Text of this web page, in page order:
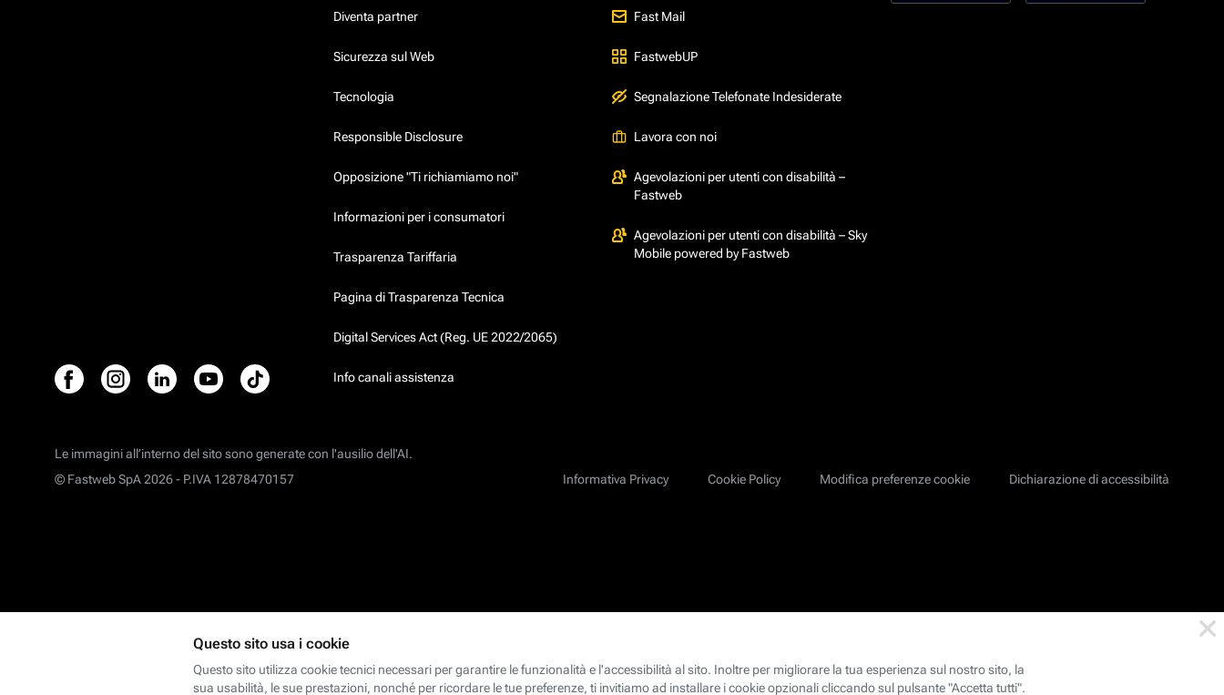
Diventa partner
Sicurezza sul Web
Tecnologia
Responsible Disclosure
Opposizione "Ti richiamiamo noi"
Informazioni per i consumatori
Trasparenza Tariffaria
Pagina di Trasparenza Tecnica
Digital Services Act (Reg. UE 2022/2065)
Info canali assistenza
Fast Mail
FastwebUP
Segnalazione Telefonate Indesiderate
Lavora con noi
Agevolazioni per utenti con disabilità –
Fastweb
Agevolazioni per utenti con disabilità – Sky
Mobile powered by Fastweb
Le immagini all’interno del sito sono generate con l'ausilio dell'AI.
Informativa Privacy
Cookie Policy Modifica preferenze cookie Dichiarazione di accessibilità
© Fastweb SpA 2026 - P.IVA 12878470157